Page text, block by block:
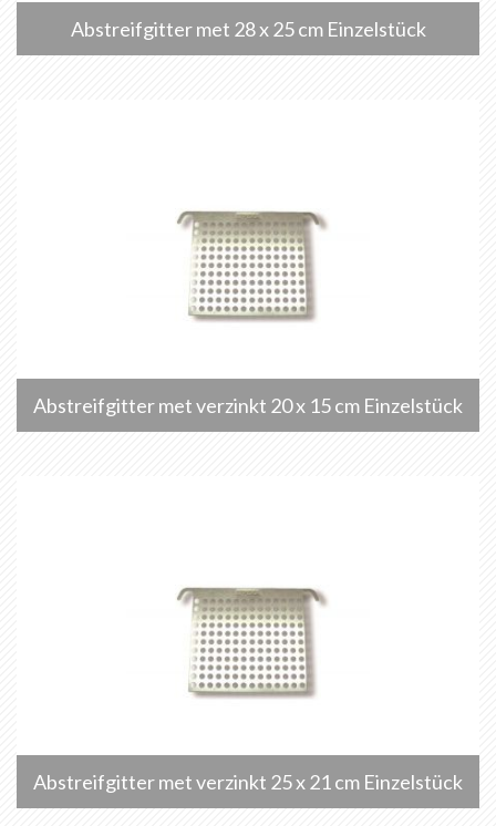
Abstreifgitter met 28 x 25 cm Einzelstück
Abstreifgitter met verzinkt 20 x 15 cm Einzelstück
Abstreifgitter met verzinkt 25 x 21 cm Einzelstück